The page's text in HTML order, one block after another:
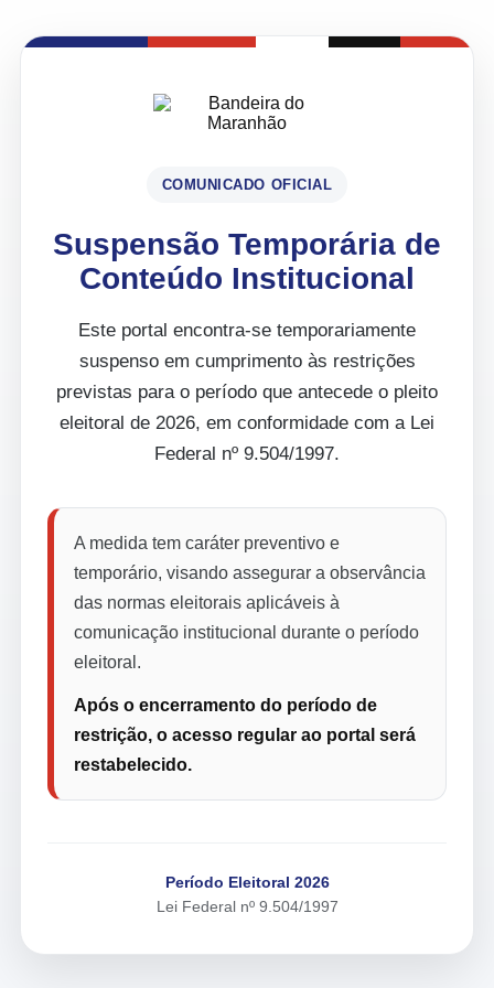
COMUNICADO OFICIAL
Suspensão Temporária de
Conteúdo Institucional
Este portal encontra-se temporariamente
suspenso em cumprimento às restrições
previstas para o período que antecede o pleito
eleitoral de 2026, em conformidade com a Lei
Federal nº 9.504/1997.
A medida tem caráter preventivo e
temporário, visando assegurar a observância
das normas eleitorais aplicáveis à
comunicação institucional durante o período
eleitoral.
Após o encerramento do período de
restrição, o acesso regular ao portal será
restabelecido.
Período Eleitoral 2026
Lei Federal nº 9.504/1997